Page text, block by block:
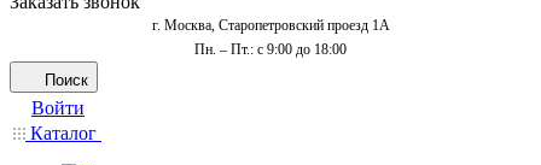
г. Москва, Старопетровский проезд 1А
Пн. – Пт.: с 9:00 до 18:00
Поиск
Войти
Каталог